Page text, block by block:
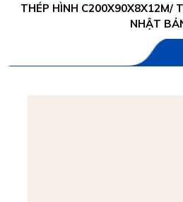
THÉP HÌNH C200X90X8X12M/
NHẬT